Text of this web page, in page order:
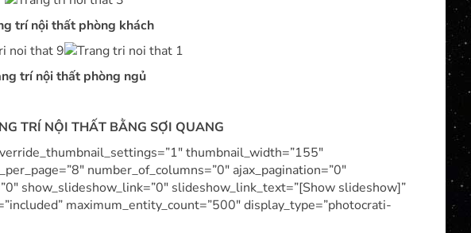
trí nội thất phòng khách
trí nội thất phòng ngủ
TRÍ NỘI THẤT BẰNG SỢI QUANG
thumbnail_width=”155″
number_of_columns=”0″ ajax_pagination=”0″
show_slideshow_link=”0″ slideshow_link_text=”[Show slideshow]”
maximum_entity_count=”500″ display_type=”photocrati-